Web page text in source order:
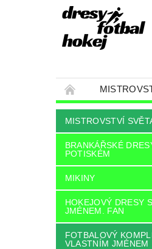
HOKEJOVÝ
ČEPICE,
FOTBALOVÝ
FOTBALOVÝ
JAK NAKUPOVAT
MISTROVSTVÍ
BRANKÁŘSKÉ
POTISKÉM
MIKINY
HOKEJOVÝ DRESY
JMÉNEM. FAN
FOTBALOVÝ
VLASTNÍM JMÉNEM